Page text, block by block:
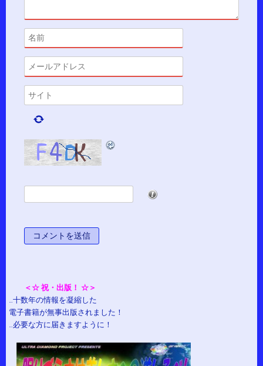
＜☆ 祝・出版！ ☆＞
…十数年の情報を凝縮した
電子書籍が無事出版されました！
…必要な方に届きますように！